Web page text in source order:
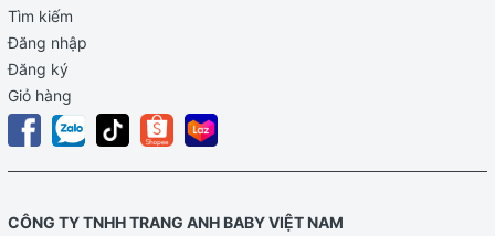
Tìm kiếm
Đăng nhập
Đăng ký
Giỏ hàng
CÔNG TY TNHH TRANG ANH BABY VIỆT NAM